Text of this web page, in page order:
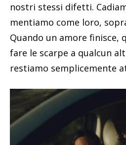
nostri stessi difetti.
mentiamo come loro,
Quando un amore finisce,
fare le scarpe a qualcun
restiamo semplicemente